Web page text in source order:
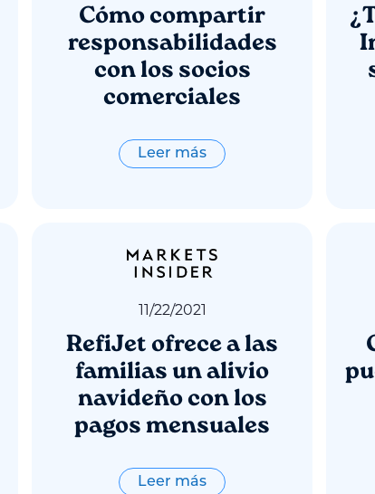
Cómo compartir
responsabilidades
con los socios
comerciales
Leer más
/22/2021
RefiJet ofrece a las
familias un alivio
navideño con los
pagos mensuales
Leer más